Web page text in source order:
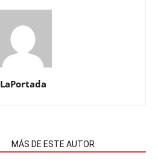
LaPortada
MÁS DE ESTE AUTOR